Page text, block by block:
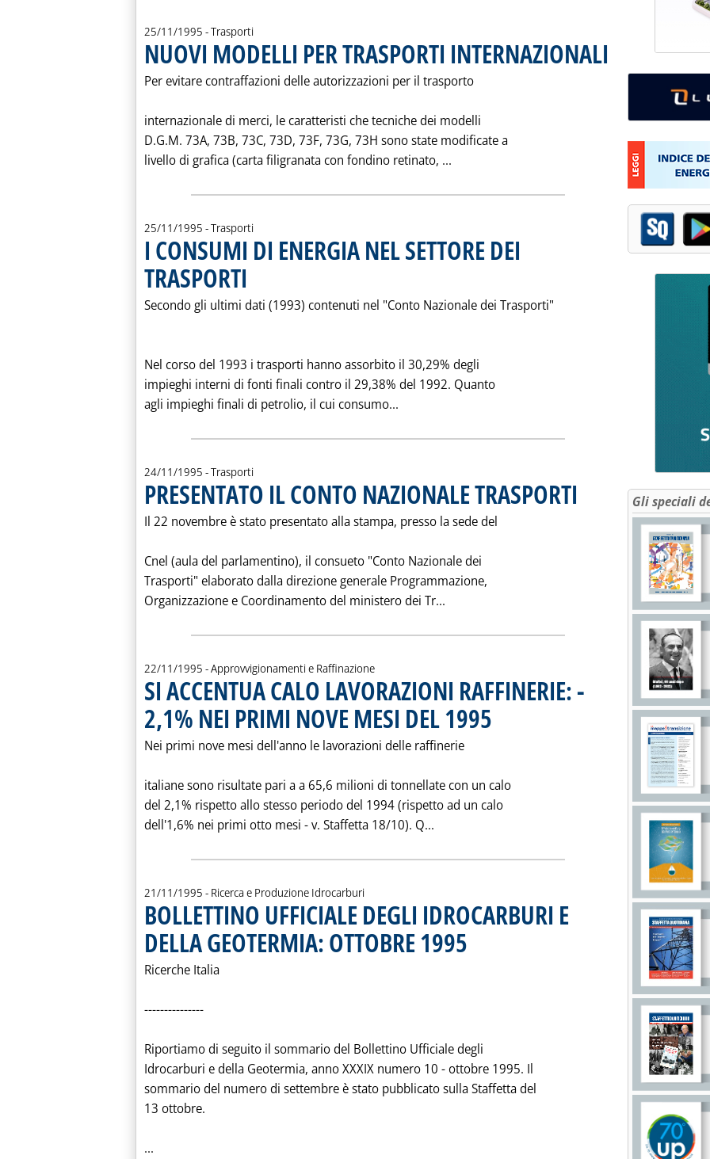
25/11/1995 - Trasporti
NUOVI MODELLI PER TRASPORTI INTERNAZIONALI . Pubblicata sabato 25
Per evitare contraffazioni delle autorizzazioni per il trasporto
internazionale di merci, le caratteristi che tecniche dei modelli
D.G.M. 73A, 73B, 73C, 73D, 73F, 73G, 73H sono state modificate a
livello di grafica (carta filigranata con fondino retinato, ... Leggi tutta la notizia: 'NUOVI MODELLI PER
25/11/1995 - Trasporti
I CONSUMI DI ENERGIA NEL SETTORE DEI
TRASPORTI
Secondo gli ultimi dati (1993) contenuti nel "Conto Nazionale dei Trasporti"
Nel corso del 1993 i trasporti hanno assorbito il 30,29% degli
impieghi interni di fonti finali contro il 29,38% del 1992. Quanto
agli impieghi finali di petrolio, il cui consumo... Leggi tutta la notizia: 'I CONSUMI DI ENERGIA NEL
24/11/1995 - Trasporti
PRESENTATO IL CONTO NAZIONALE TRASPORTI . Pubblicata venerdì 24
Il 22 novembre è stato presentato alla stampa, presso la sede del
Cnel (aula del parlamentino), il consueto "Conto Nazionale dei
Trasporti" elaborato dalla direzione generale Programmazione,
Organizzazione e Coordinamento del ministero dei Tr... Leggi tutta la notizia: 'PRESENTATO IL CONTO
22/11/1995 - Approvvigionamenti e Raffinazione
SI ACCENTUA CALO LAVORAZIONI RAFFINERIE: -
2,1% NEI PRIMI NOVE MESI DEL 1995 . Pubblicata mercoledì 22 novembre 1995 alle 0.0.
Nei primi nove mesi dell'anno le lavorazioni delle raffinerie
italiane sono risultate pari a a 65,6 milioni di tonnellate con un calo
del 2,1% rispetto allo stesso periodo del 1994 (rispetto ad un calo
dell'1,6% nei primi otto mesi - v. Staffetta 18/10). Q... Leggi tutta la notizia: 'SI ACCENTUA CALO
21/11/1995 - Ricerca e Produzione Idrocarburi
BOLLETTINO UFFICIALE DEGLI IDROCARBURI E
DELLA GEOTERMIA: OTTOBRE 1995
Ricerche Italia
---------------
Riportiamo di seguito il sommario del Bollettino Ufficiale degli
Idrocarburi e della Geotermia, anno XXXIX numero 10 - ottobre 1995. Il
sommario del numero di settembre è stato pubblicato sulla Staffetta del
13 ottobre.
... Leggi tutta la notizia: 'BOLLETTINO UFFICIALE DEGLI IDROCARBURI E DELLA GEOTERMIA:
Gli speciali